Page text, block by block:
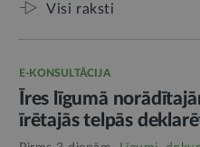
Visi raksti
E-KONSULTĀCIJA
Īres līgumā
īrētajās telpās